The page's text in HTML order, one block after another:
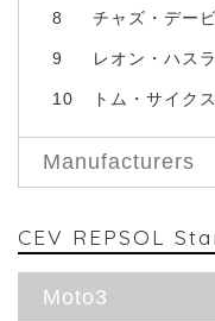
8 チャズ・デー
9 レオン・ハス
10 トム・サイク
Manufacturers
CEV REPSOL
Moto3